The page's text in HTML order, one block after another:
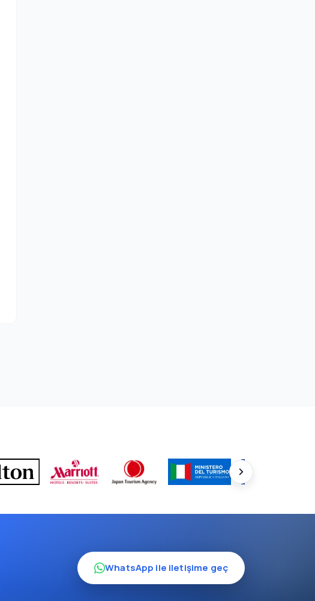
WhatsApp ile iletişime geç